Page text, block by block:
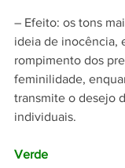
– Efeito: os tons
ideia de inocência,
rompimento dos
feminilidade,
transmite o desejo
individuais.
Verde